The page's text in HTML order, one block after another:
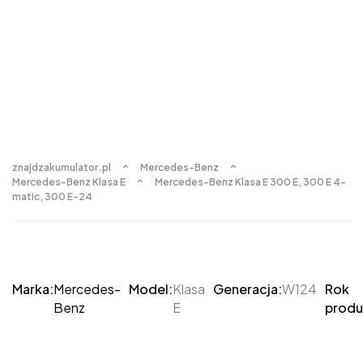
znajdzakumulator.pl
Mercedes-Benz
Mercedes-Benz Klasa E
Mercedes-Benz Klasa E 300 E, 300 E 4-
matic, 300 E-24
Marka:Mercedes-
Benz
Model:Klasa
E
Generacja:W124 Rok